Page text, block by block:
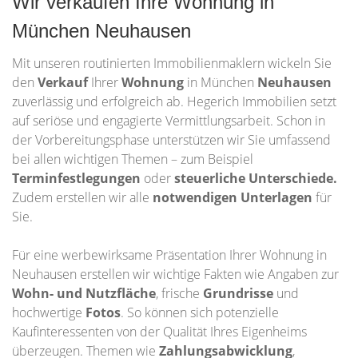
München Neuhausen
Mit unseren routinierten Immobilienmaklern wickeln Sie
den VerkaufIhrerWohnung in München Neuhausen
zuverlässig und erfolgreich ab. Hegerich Immobilien setzt
auf seriöse und engagierte Vermittlungsarbeit. Schon in
der Vorbereitungsphase unterstützen wir Sie umfassend
bei allen wichtigen Themen – zum Beispiel
Terminfestlegungen odersteuerliche Unterschiede.
Zudem erstellen wir alle notwendigen Unterlagen für
Sie.
Für eine werbewirksame Präsentation Ihrer Wohnung in
Neuhausen erstellen wir wichtige Fakten wie Angaben zur
Wohn- und Nutzfläche, frische Grundrisse und
hochwertige Fotos. So können sich potenzielle
Kaufinteressenten von der Qualität Ihres Eigenheims
überzeugen. Themen wie Zahlungsabwicklung,